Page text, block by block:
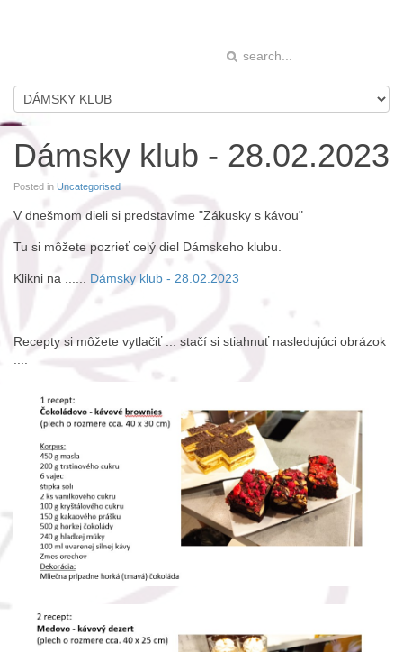
Dámsky klub - 28.02.2023
Posted in Uncategorised
V dnešmom dieli si predstavíme "Zákusky s kávou"
Tu si môžete pozrieť celý diel Dámskeho klubu.
Klikni na ...... Dámsky klub - 28.02.2023
Recepty si môžete vytlačiť ... stačí si stiahnuť nasledujúci obrázok